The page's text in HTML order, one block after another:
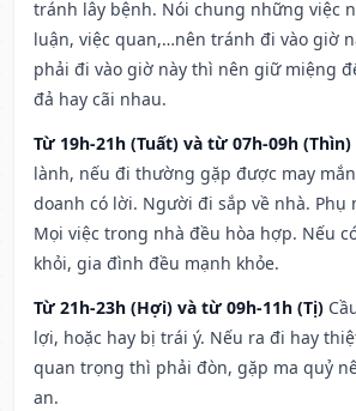
tránh lây bệnh. Nói chung những việc
luận, việc quan,…nên tránh đi vào giờ
phải đi vào giờ này thì nên giữ miệng
đả hay cãi nhau.
Từ 19h-21h (Tuất) và từ 07h-09h (Thìn)
lành, nếu đi thường gặp được may
doanh có lời. Người đi sắp về nhà. Phụ
Mọi việc trong nhà đều hòa hợp. Nếu
khỏi, gia đình đều mạnh khỏe.
Từ 21h-23h (Hợi) và từ 09h-11h (Tị)
lợi, hoặc hay bị trái ý. Nếu ra đi hay
quan trọng thì phải đòn, gặp ma quỷ
an.